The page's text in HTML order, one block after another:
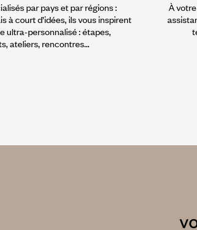
par pays et par régions :
à court d’idées, ils vous inspirent
ultra-personnalisé : étapes,
ateliers, rencontres…
À